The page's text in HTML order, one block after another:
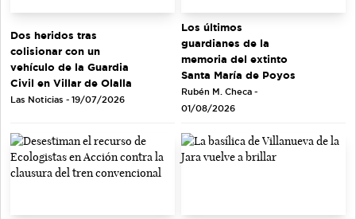
Dos heridos tras
colisionar con un
vehículo de la Guardia
Civil en Villar de Olalla
Las Noticias - 19/07/2026
Los últimos
guardianes de la
memoria del extinto
Santa María de Poyos
Rubén M. Checa -
01/08/2026